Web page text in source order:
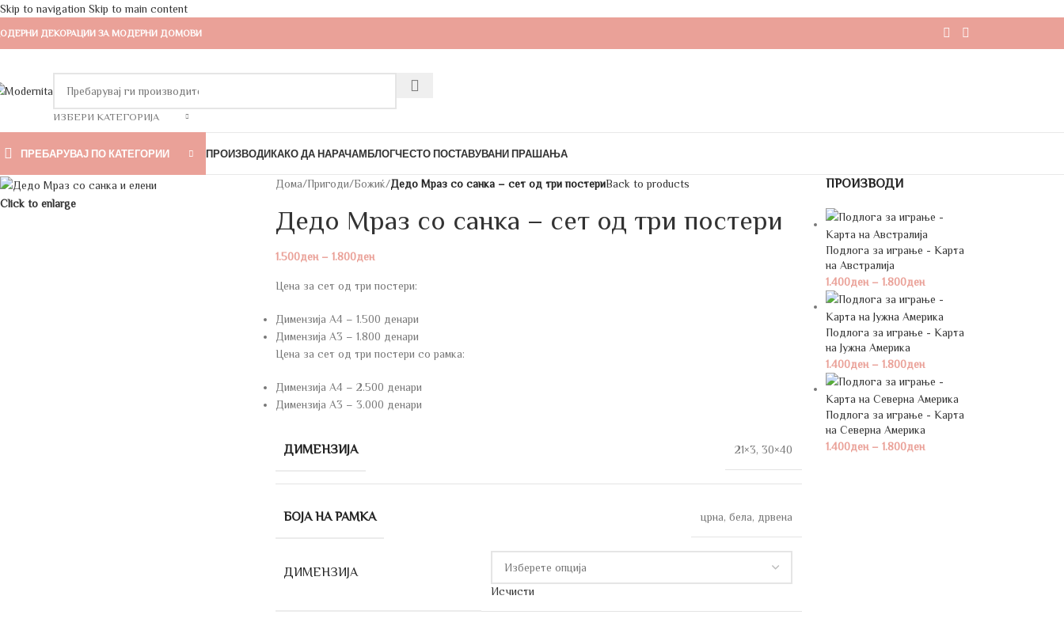
Skip to navigation Skip to main content
ДЕКОРАЦИИ ЗА МОДЕРНИ ДОМОВИ
ИЗБЕРИ КАТЕГОРИЈА
ПРЕБАРУВАЈ ПО КАТЕГОРИИ ПРОИЗВОДИКАКО ДА НАРАЧАМБЛОГЧЕСТО ПОСТАВУВАНИ ПРАШАЊА
Click to enlarge
Дома/Пригоди/Божиќ/Дедо Мраз со санка – сет од три постериBack to products
Дедо Мраз со санка – сет од три постери
1.500ден– 1.800ден
Цена за сет од три постери:
Димензија А4 – 1.500 денари
Димензија А3 – 1.800 денари
Цена за сет од три постери со рамка:
Димензија А4 – 2.500 денари
Димензија А3 – 3.000 денари
ДИМЕНЗИЈА 21×3, 30×40
БОЈА НА РАМКА црна, бела, дрвена
ДИМЕНЗИЈА
Исчисти
ПРОИЗВОДИ
Подлога за играње - Карта
на Австралија
1.400ден –1.800ден
Подлога за играње - Карта
на Јужна Америка
1.400ден –1.800ден
Подлога за играње - Карта
на Северна Америка
1.400ден –1.800ден